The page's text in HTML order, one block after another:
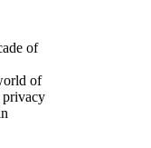
of
of
privacy